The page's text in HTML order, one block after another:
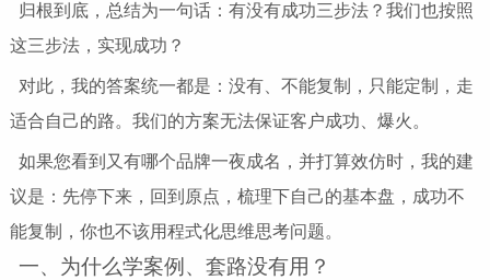
归根到底，总结为一句话：有没有成功三步法？我们也按照
这三步法，实现成功？
对此，我的答案统一都是：没有、不能复制，只能定制，走
适合自己的路。我们的方案无法保证客户成功、爆火。
如果您看到又有哪个品牌一夜成名，并打算效仿时，我的建
议是：先停下来，回到原点，梳理下自己的基本盘，成功不
能复制，你也不该用程式化思维思考问题。
一、为什么学案例、套路没有用？